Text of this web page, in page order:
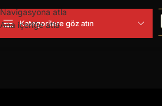
Navigasyona atla
Ana içeriğe atla
Kategorilere göz atın